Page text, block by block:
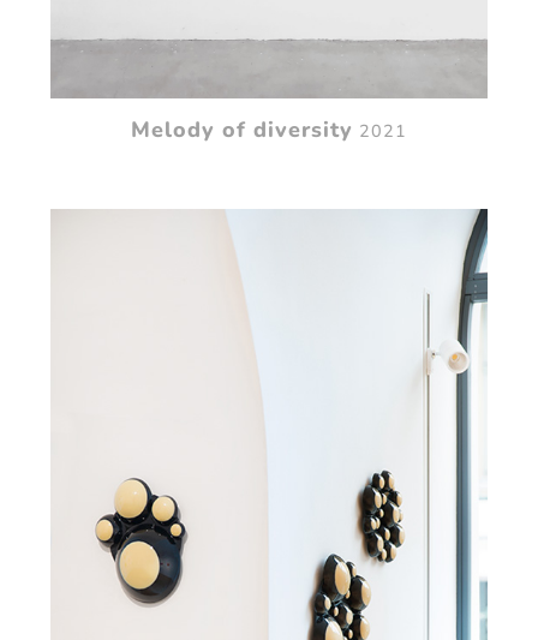
Melody of diversity 2021